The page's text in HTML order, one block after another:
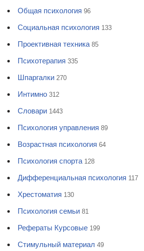
Общая психология 96
Социальная психология 133
Проективная техника 85
Психотерапия 335
Шпаргалки 270
Интимно 312
Словари 1443
Психология управления 89
Возрастная психология 64
Психология спорта 128
Дифференциальная психология 117
Хрестоматия 130
Психология семьи 81
Рефераты Курсовые 199
Стимульный материал 49